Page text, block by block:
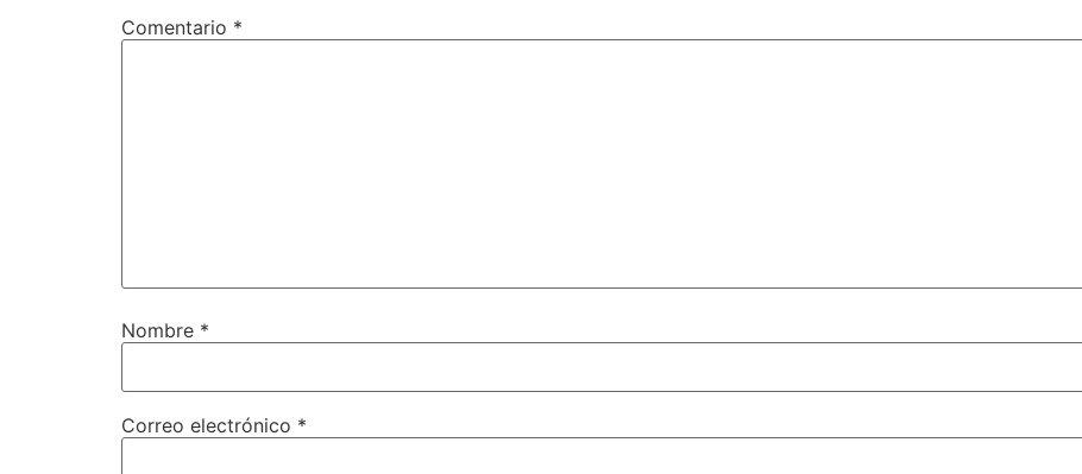
Comentario *
Nombre *
Correo electrónico *